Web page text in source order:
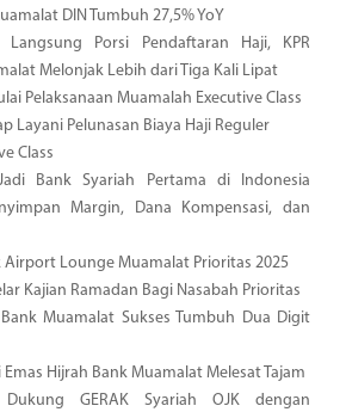
DIN Tumbuh 27,5% YoY
Langsung Porsi Pendaftaran Haji, KPR
Melonjak Lebih dari Tiga Kali Lipat
Pelaksanaan Muamalah Executive Class
Layani Pelunasan Biaya Haji Reguler
Class
Bank Syariah Pertama di Indonesia
Margin, Dana Kompensasi, dan
Airport Lounge Muamalat Prioritas 2025
Kajian Ramadan Bagi Nasabah Prioritas
Muamalat Sukses Tumbuh Dua Digit
Hijrah Bank Muamalat Melesat Tajam
GERAK Syariah OJK dengan